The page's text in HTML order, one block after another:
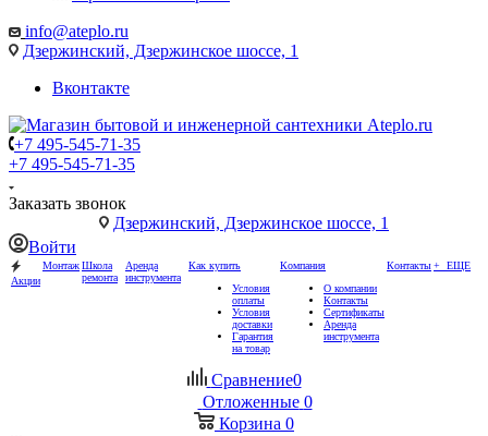
info@ateplo.ru
Дзержинский, Дзержинское шоссе, 1
Вконтакте
+7 495-545-71-35
+7 495-545-71-35
Заказать звонок
Дзержинский, Дзержинское шоссе, 1
Войти
Акции
МонтажШкола
ремонта
Аренда
инструмента
Как купить
Условия
оплаты
Условия
доставки
Гарантия
на товар
Компания
О компании
Контакты
Сертификаты
Аренда
инструмента
Контакты+ ЕЩЕ
Сравнение0
Отложенные 0
Корзина 0